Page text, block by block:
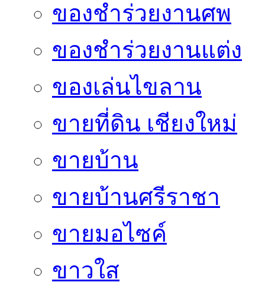
ของชำร่วยงานศพ
ของชำร่วยงานแต่ง
ของเล่นไขลาน
ขายที่ดิน เชียงใหม่
ขายบ้าน
ขายบ้านศรีราชา
ขายมอไซค์
ขาวใส